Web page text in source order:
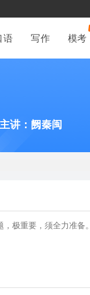
语 写作 模考
主讲：阙秦闽
极重要，须全力准备。